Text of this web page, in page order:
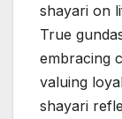
shayari on
True
embracing
valuing
shayari